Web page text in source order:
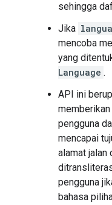
sehingga
Jika
mencoba
yang
Language .
API ini
pengguna
mencapai
alamat jalan
pengguna
bahasa